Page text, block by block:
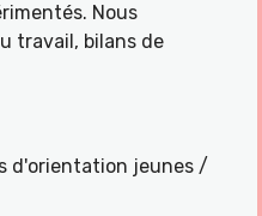
Nous
travail, bilans de
d'orientation jeunes /